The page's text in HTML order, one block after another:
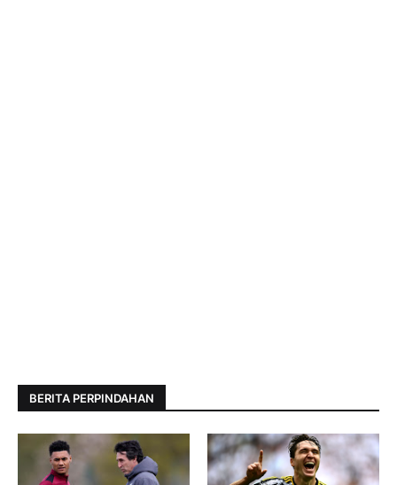
BERITA PERPINDAHAN